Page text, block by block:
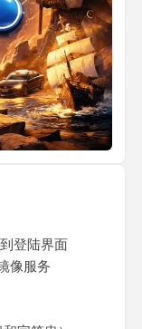
登陆界面
像服务